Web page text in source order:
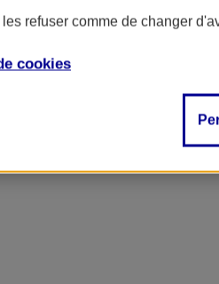
refuser comme de changer
cookies